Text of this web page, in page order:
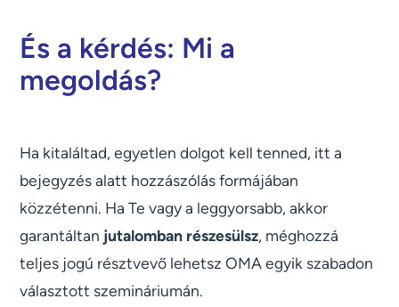
És a kérdés: Mi a
megoldás?
Ha kitaláltad, egyetlen dolgot kell tenned, itt a
bejegyzés alatt hozzászólás formájában
közzétenni. Ha Te vagy a leggyorsabb, akkor
garantáltan jutalomban részesülsz, méghozzá
teljes jogú résztvevő lehetsz OMA egyik szabadon
választott szemináriumán.